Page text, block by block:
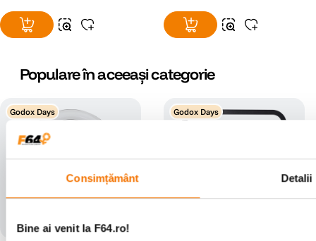
Consimțământ Detalii
Bine ai venit la F64.ro!
Populare în aceeași categorie
Godox Days Godox Days